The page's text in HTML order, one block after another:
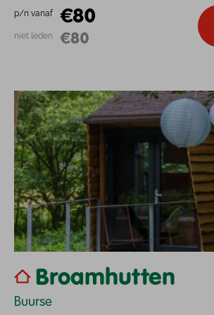
p/n vanaf €80
niet leden €80
Broamhutten
Buurse